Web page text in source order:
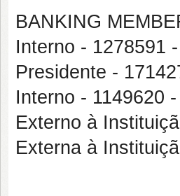
BANKING
Interno - 1278591
Presidente -
Interno - 1149620
Externo à
Externa à